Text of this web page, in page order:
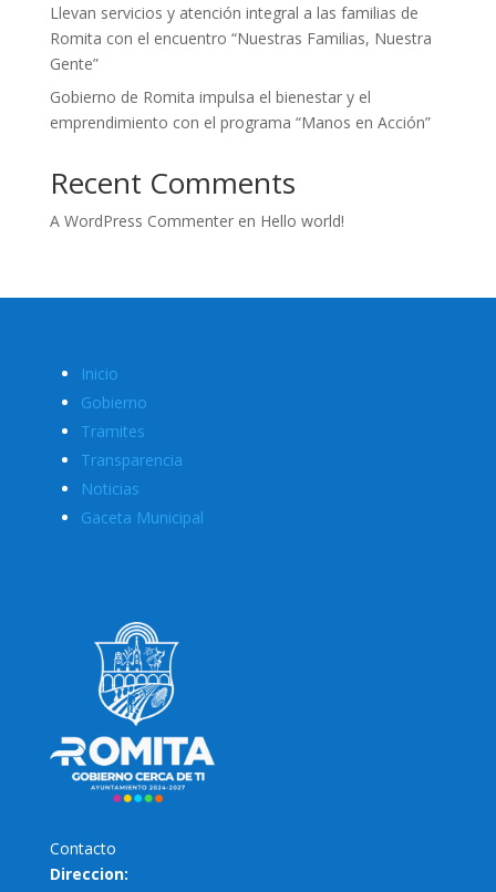
Llevan servicios y atención integral a las familias de
Romita con el encuentro “Nuestras Familias, Nuestra
Gente”
Gobierno de Romita impulsa el bienestar y el
emprendimiento con el programa “Manos en Acción”
Recent Comments
A WordPress Commenteren Hello world!
Inicio
Gobierno
Tramites
Transparencia
Noticias
Gaceta Municipal
Contacto
Direccion: